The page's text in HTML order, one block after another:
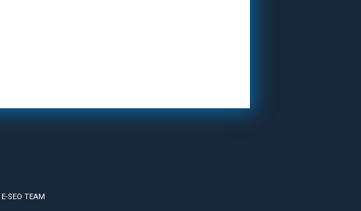
E-SEO TEAM